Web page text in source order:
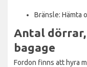
Bränsle: Hämta
Antal dörrar,
bagage
Fordon finns att hyra